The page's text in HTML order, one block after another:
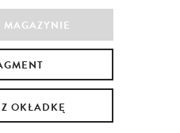
MAGAZYNIE
OKŁADKĘ